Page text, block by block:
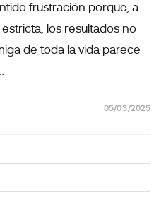
frustración porque, a
los resultados no
de toda la vida parece
05/03/2025